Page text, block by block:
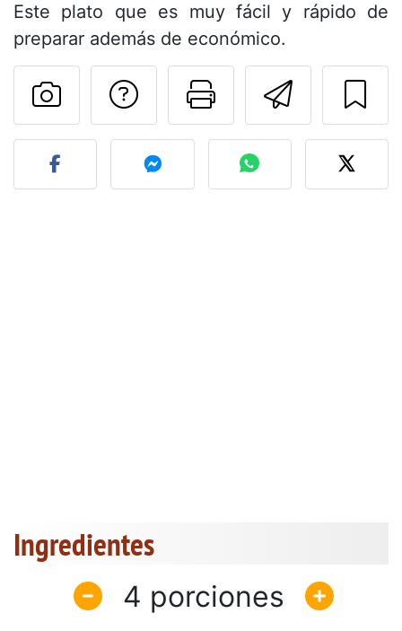
Este plato que es muy fácil y rápido de
preparar además de económico.
Imprimir
Preguntar al autor
Publicar la foto de esta
Ingredientes
4